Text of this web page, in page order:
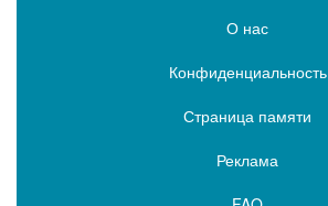
О нас
Конфиденциальность
Страница памяти
Реклама